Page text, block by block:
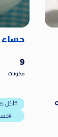
حساء
9
مكونات
أكل صحي#
حساء#